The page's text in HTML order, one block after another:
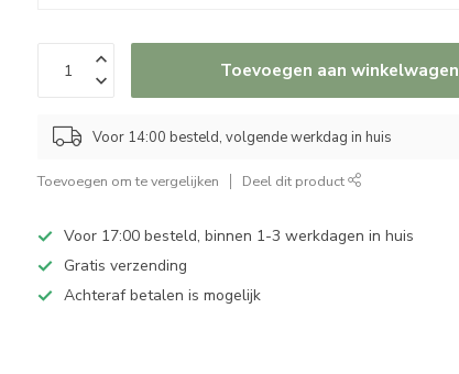
Toevoegen aan winkelwagen
Voor 14:00 besteld, volgende werkdag in huis
Toevoegen om te vergelijken Deel dit product
Voor 17:00 besteld, binnen 1-3 werkdagen in huis
Gratis verzending
Achteraf betalen is mogelijk